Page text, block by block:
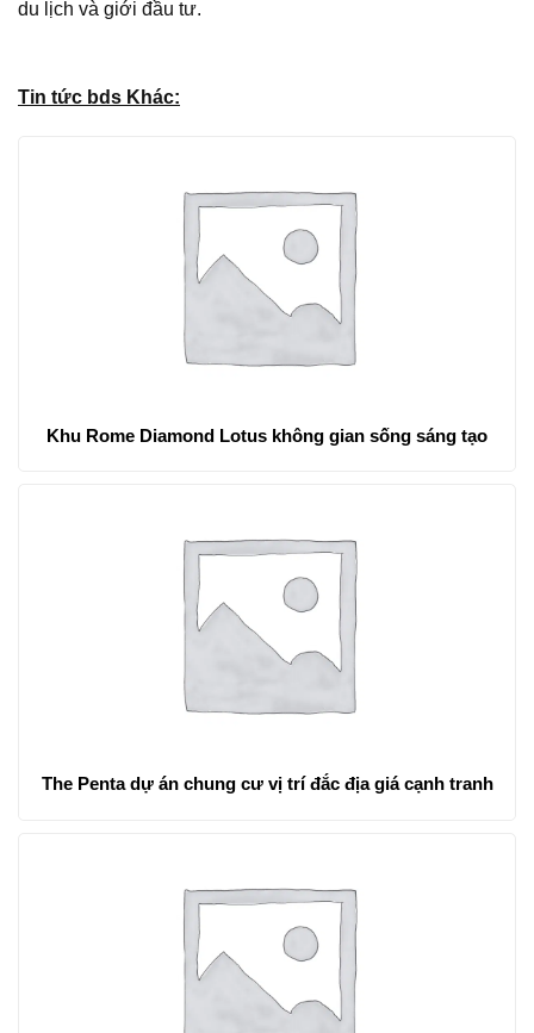
du lịch và giới đầu tư.
Tin tức bds Khác:
Khu Rome Diamond Lotus không gian sống sáng tạo
The Penta dự án chung cư vị trí đắc địa giá cạnh tranh